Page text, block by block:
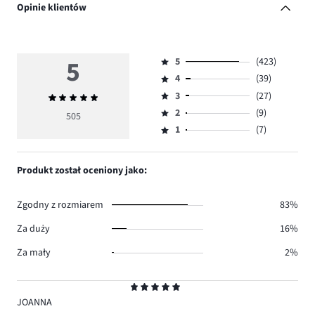
Opinie klientów
5
JOANNA
5
Średnia
ocena
505
Ocena
5,
ilość
głosów
423.
5
(423)
Ocena
4,
ilość
głosów
4
(39)
Ocena
3,
ilość
3
(27)
Ocena
2,
2
(9)
Ocena
1,
1 (7)
Produkt został oceniony jako:
Zgodny z rozmiarem
83%
Za duży
16%
Za mały
2%